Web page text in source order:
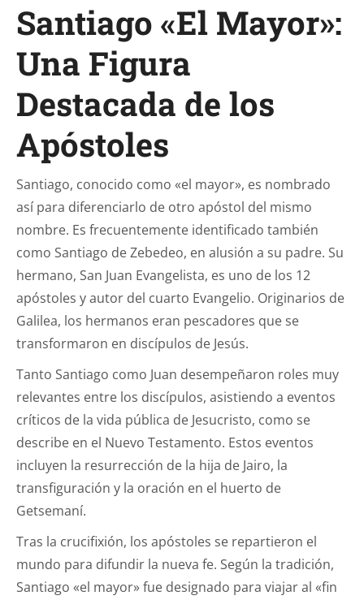
Santiago «El Mayor»:
Una Figura
Destacada de los
Apóstoles
Santiago, conocido como «el mayor», es nombrado
así para diferenciarlo de otro apóstol del mismo
nombre. Es frecuentemente identificado también
como Santiago de Zebedeo, en alusión a su padre. Su
hermano, San Juan Evangelista, es uno de los 12
apóstoles y autor del cuarto Evangelio. Originarios de
Galilea, los hermanos eran pescadores que se
transformaron en discípulos de Jesús.
Tanto Santiago como Juan desempeñaron roles muy
relevantes entre los discípulos, asistiendo a eventos
críticos de la vida pública de Jesucristo, como se
describe en el Nuevo Testamento. Estos eventos
incluyen la resurrección de la hija de Jairo, la
transfiguración y la oración en el huerto de
Getsemaní.
Tras la crucifixión, los apóstoles se repartieron el
mundo para difundir la nueva fe. Según la tradición,
Santiago «el mayor» fue designado para viajar al «fin